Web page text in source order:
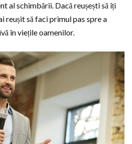
al schimbării. Dacă reușești să îți
reușit să faci primul pas spre a
în viețile oamenilor.